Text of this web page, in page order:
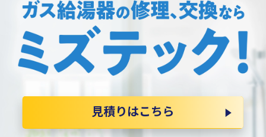
見積りはこちら